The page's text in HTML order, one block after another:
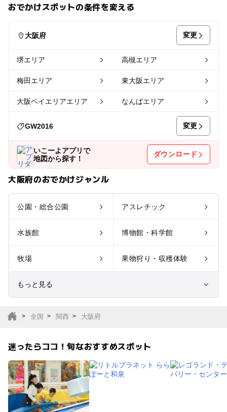
おでかけスポットの条件を変える
大阪府 変更
堺エリア 高槻エリア
梅田エリア 東大阪エリア
大阪ベイエリアエリア なんばエリア
GW2016 変更
いこーよアプリで
地図から探す！
ダウンロード
大阪府のおでかけジャンル
公園・総合公園 アスレチック
水族館 博物館・科学館
牧場 果物狩り・収穫体験
もっと見る
サファリパーク
植物園・フラワーパー
ク
キャンプ場
全国 関西 大阪府
迷ったらココ！旬なおすすめスポット